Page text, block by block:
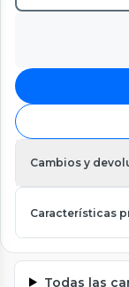
Cambios y
Características
Todas las